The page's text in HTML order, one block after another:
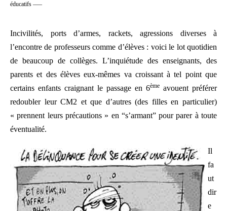
éducatifs –—
Incivilités, ports d’armes, rackets, agressions diverses à
l’encontre de professeurs comme d’élèves : voici le lot quotidien
de beaucoup de collèges. L’inquiétude des enseignants, des
parents et des élèves eux-mêmes va croissant à tel point que
certains enfants craignant le passage en 6ème avouent préférer
redoubler leur CM2 et que d’autres (des filles en particulier)
« prennent leurs précautions » en “s’armant” pour parer à toute
éventualité.
Il
fa
ut
dir
e